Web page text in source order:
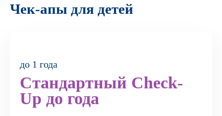
Чек-апы для детей
до 1 года
Стандартный Check-
Up до года